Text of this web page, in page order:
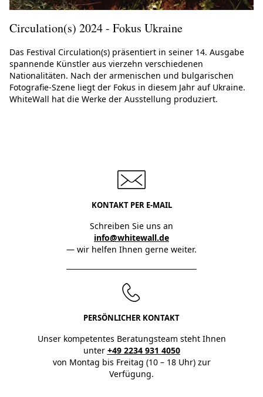
Circulation(s) 2024 - Fokus Ukraine
Das Festival Circulation(s) präsentiert in seiner 14. Ausgabe
spannende Künstler aus vierzehn verschiedenen
Nationalitäten. Nach der armenischen und bulgarischen
Fotografie-Szene liegt der Fokus in diesem Jahr auf Ukraine.
WhiteWall hat die Werke der Ausstellung produziert.
KONTAKT PER E-MAIL
Schreiben Sie uns an
info@whitewall.de
— wir helfen Ihnen gerne weiter.
PERSÖNLICHER KONTAKT
Unser kompetentes Beratungsteam steht Ihnen
unter +49 2234 931 4050
von Montag bis Freitag (10 – 18 Uhr) zur
Verfügung.